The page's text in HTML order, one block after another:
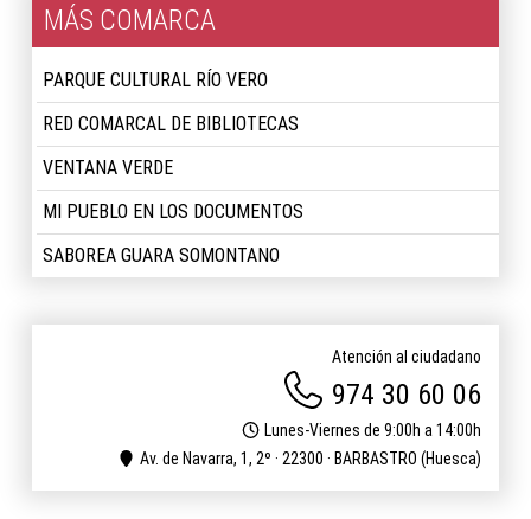
MÁS COMARCA
PARQUE CULTURAL RÍO VERO
RED COMARCAL DE BIBLIOTECAS
VENTANA VERDE
MI PUEBLO EN LOS DOCUMENTOS
SABOREA GUARA SOMONTANO
Atención al ciudadano
974 30 60 06
Lunes-Viernes de 9:00h a 14:00h
Av. de Navarra, 1, 2º · 22300 · BARBASTRO (Huesca)